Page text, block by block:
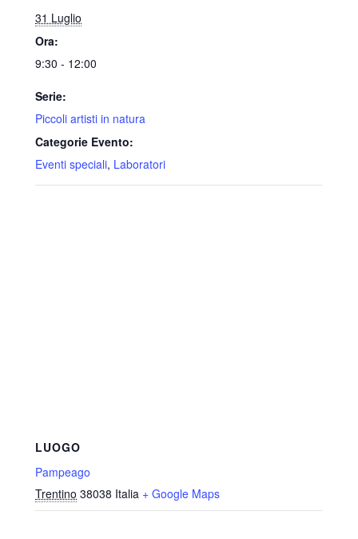
31 Luglio
Ora:
9:30 - 12:00
Serie:
Piccoli artisti in natura
Categorie Evento:
Eventi speciali, Laboratori
LUOGO
Pampeago
Trentino 38038 Italia + Google Maps